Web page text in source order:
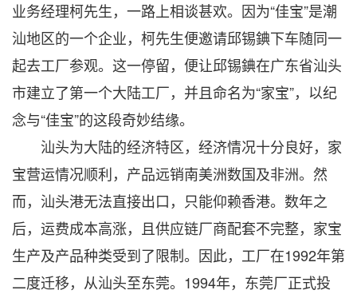
业务经理柯先生，一路上相谈甚欢。因为“佳宝”是潮
汕地区的一个企业，柯先生便邀请邱锡錪下车随同一
起去工厂参观。这一停留，便让邱锡錪在广东省汕头
市建立了第一个大陆工厂，并且命名为“家宝”，以纪
念与“佳宝”的这段奇妙结缘。
汕头为大陆的经济特区，经济情况十分良好，家
宝营运情况顺利，产品远销南美洲数国及非洲。然
而，汕头港无法直接出口，只能仰赖香港。数年之
后，运费成本高涨，且供应链厂商配套不完整，家宝
生产及产品种类受到了限制。因此，工厂在1992年第
二度迁移，从汕头至东莞。1994年，东莞厂正式投